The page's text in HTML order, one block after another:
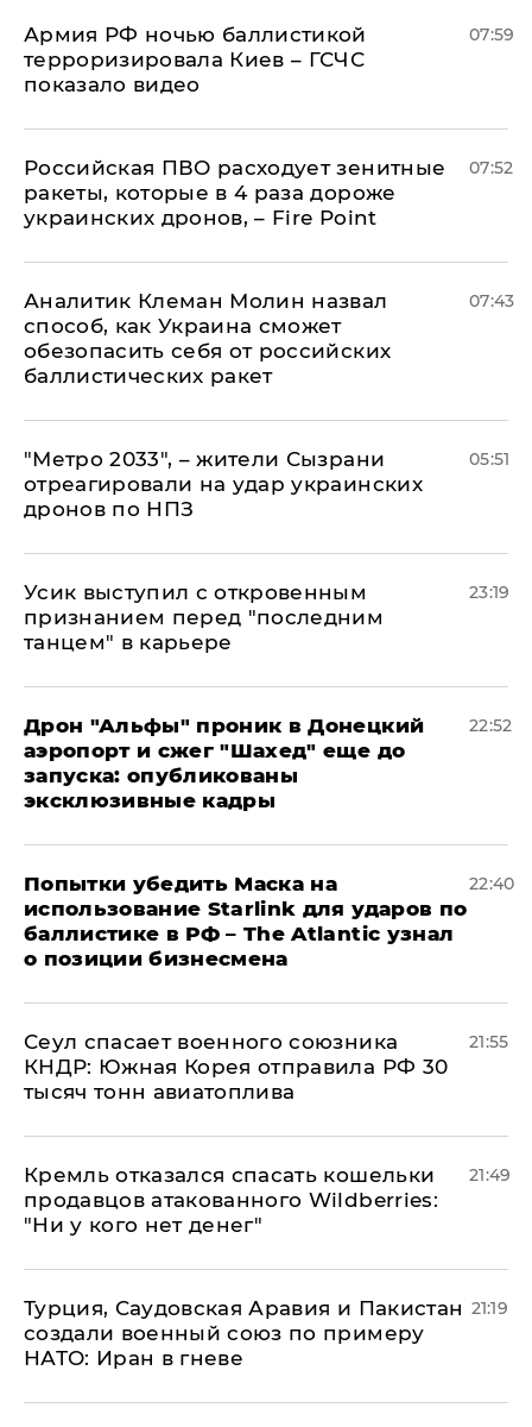
Армия РФ ночью баллистикой
терроризировала Киев – ГСЧС
показало видео
07:59
Российская ПВО расходует зенитные
ракеты, которые в 4 раза дороже
украинских дронов, – Fire Point
07:52
Аналитик Клеман Молин назвал
способ, как Украина сможет
обезопасить себя от российских
баллистических ракет
07:43
"Метро 2033", – жители Сызрани
отреагировали на удар украинских
дронов по НПЗ
05:51
Усик выступил с откровенным
признанием перед "последним
танцем" в карьере
23:19
Дрон "Альфы" проник в Донецкий
аэропорт и сжег "Шахед" еще до
запуска: опубликованы
эксклюзивные кадры
22:52
Попытки убедить Маска на
использование Starlink для ударов по
баллистике в РФ – The Atlantic узнал
о позиции бизнесмена
22:40
​Сеул спасает военного союзника
КНДР: Южная Корея отправила РФ 30
тысяч тонн авиатоплива
21:55
Кремль отказался спасать кошельки
продавцов атакованного Wildberries:
"Ни у кого нет денег"
21:49
Турция, Саудовская Аравия и Пакистан
создали военный союз по примеру
НАТО: Иран в гневе
21:19